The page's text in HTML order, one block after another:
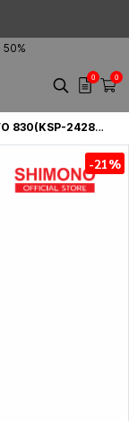
50%
0 0
2428)(KPS-2478)
-21%